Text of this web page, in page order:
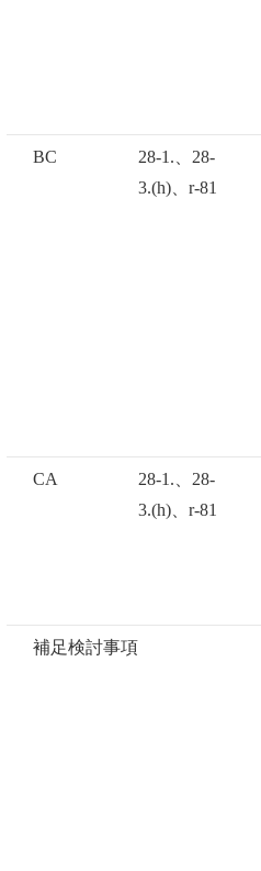
BC
28-1.、28-
3.(h)、r-81
CA
28-1.、28-
3.(h)、r-81
補足検討事項